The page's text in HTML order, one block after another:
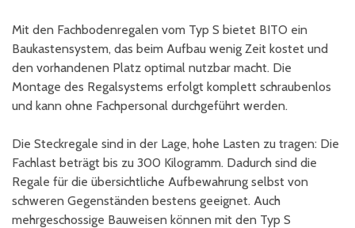
Mit den Fachbodenregalen vom Typ S bietet BITO ein
Baukastensystem, das beim Aufbau wenig Zeit kostet und
den vorhandenen Platz optimal nutzbar macht. Die
Montage des Regalsystems erfolgt komplett schraubenlos
und kann ohne Fachpersonal durchgeführt werden.
Die Steckregale sind in der Lage, hohe Lasten zu tragen: Die
Fachlast beträgt bis zu 300 Kilogramm. Dadurch sind die
Regale für die übersichtliche Aufbewahrung selbst von
schweren Gegenständen bestens geeignet. Auch
mehrgeschossige Bauweisen können mit den Typ S